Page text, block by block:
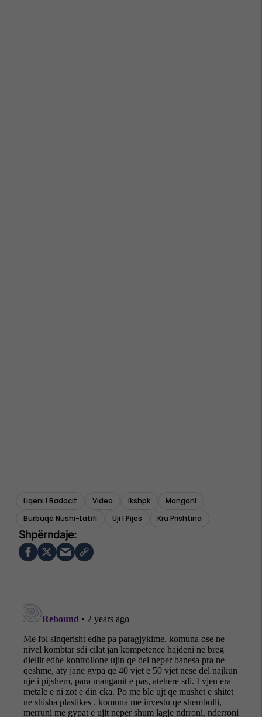
Liqeni I Badocit Video Ikshpk
Mangani
Burbuqe Nushi-Latifi
Uji I Pijes Kru Prishtina